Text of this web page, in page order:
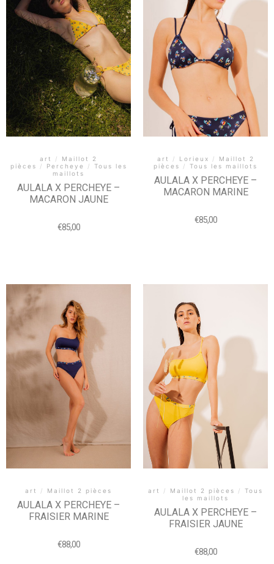
art /
Maillot 2
pièces
/ Percheye /
Tous les
maillots
AULALA X PERCHEYE –
MACARON JAUNE
€85,00
art / Lorieux /
Maillot 2
pièces
/ Tous les maillots
AULALA X PERCHEYE –
MACARON MARINE
€85,00
art / Maillot 2 pièces
AULALA X PERCHEYE –
FRAISIER MARINE
€88,00
art / Maillot 2 pièces /
Tous
les maillots
AULALA X PERCHEYE –
FRAISIER JAUNE
€88,00